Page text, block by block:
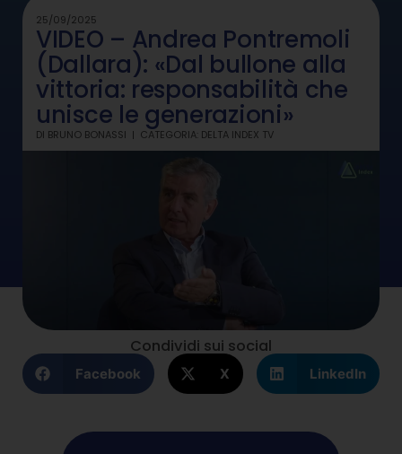
25/09/2025
VIDEO – Andrea Pontremoli
(Dallara): «Dal bullone alla
vittoria: responsabilità che
unisce le generazioni»
DI BRUNO BONASSI CATEGORIA: DELTA INDEX TV
Condividi sui social
Facebook X LinkedIn